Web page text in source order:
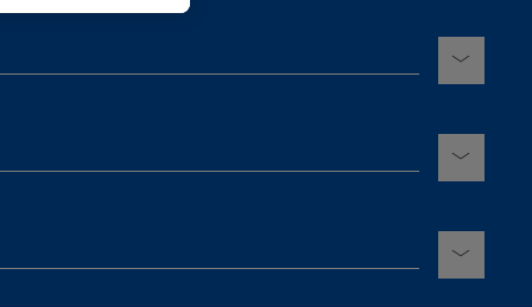
te plaatsen
verschillende
jouw gehashte e-
Meer informatie,